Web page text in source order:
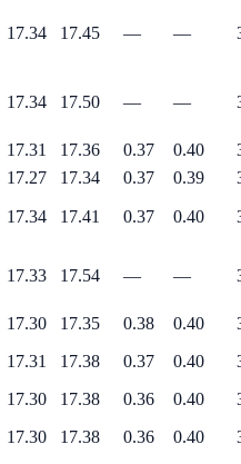
17.34 17.45 — —
17.34 17.50 — —
17.31 17.36 0.37 0.40
17.27 17.34 0.37 0.39
17.34 17.41 0.37 0.40
17.33 17.54 — —
17.30 17.35 0.38 0.40
17.31 17.38 0.37 0.40
17.30 17.38 0.36 0.40
17.30 17.38 0.36 0.40